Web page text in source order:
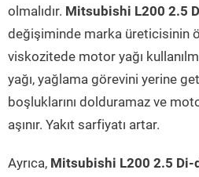
olmalıdır. Mitsubishi L200 2.5
değişiminde marka üreticisinin
viskozitede motor yağı
yağı, yağlama görevini yerine
boşluklarını dolduramaz ve
aşınır. Yakıt sarfiyatı artar.
Ayrıca, Mitsubishi L200 2.5 Di-d